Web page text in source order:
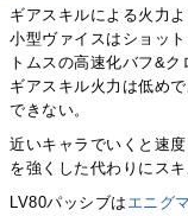
ギアスキルによる火力
小型ヴァイスはショッ
トムスの高速化バフ&ク
ギアスキル火力は低め
できない。
近いキャラでいくと速
を強くした代わりにス
LV80パッシブは エニグマ